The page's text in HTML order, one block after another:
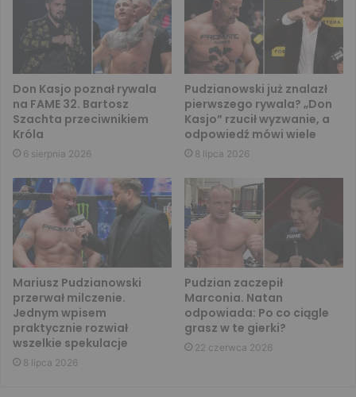
Don Kasjo poznał rywala
na FAME 32. Bartosz
Szachta przeciwnikiem
Króla
6 sierpnia 2026
Pudzianowski już znalazł
pierwszego rywala? „Don
Kasjo” rzucił wyzwanie, a
odpowiedź mówi wiele
8 lipca 2026
Mariusz Pudzianowski
przerwał milczenie.
Jednym wpisem
praktycznie rozwiał
wszelkie spekulacje
8 lipca 2026
Pudzian zaczepił
Marconia. Natan
odpowiada: Po co ciągle
grasz w te gierki?
22 czerwca 2026